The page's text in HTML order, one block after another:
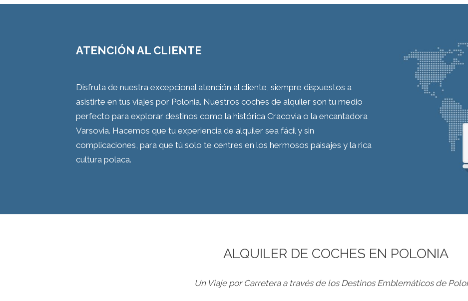
ATENCIÓN AL CLIENTE
Disfruta de nuestra excepcional atención al cliente, siempre dispuestos a
asistirte en tus viajes por Polonia. Nuestros coches de alquiler son tu medio
perfecto para explorar destinos como la histórica Cracovia o la encantadora
Varsovia. Hacemos que tu experiencia de alquiler sea fácil y sin
complicaciones, para que tú solo te centres en los hermosos paisajes y la rica
cultura polaca.
ALQUILER DE COCHES EN POLONIA
Un Viaje por Carretera a través de los Destinos Emblemáticos de